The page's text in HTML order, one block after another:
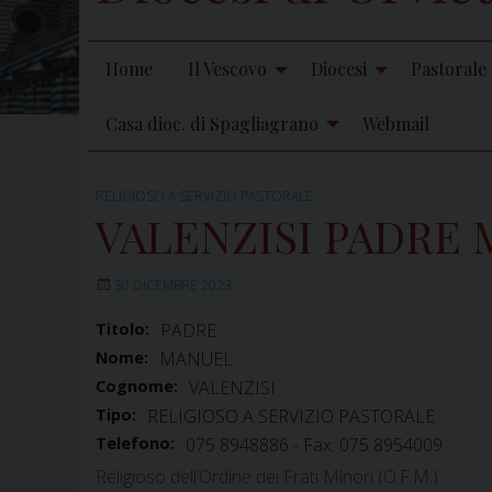
Home Il Vescovo Diocesi Pastorale
Casa dioc. di Spagliagrano Webmail
RELIGIOSO A SERVIZIO PASTORALE
VALENZISI PADRE
30 DICEMBRE 2023
Titolo: PADRE
Nome: MANUEL
Cognome: VALENZISI
Tipo: RELIGIOSO A SERVIZIO PASTORALE
Telefono:
075 8948886 - Fax: 075 8954009
Religioso dell’Ordine dei Frati Minori (O.F.M.)